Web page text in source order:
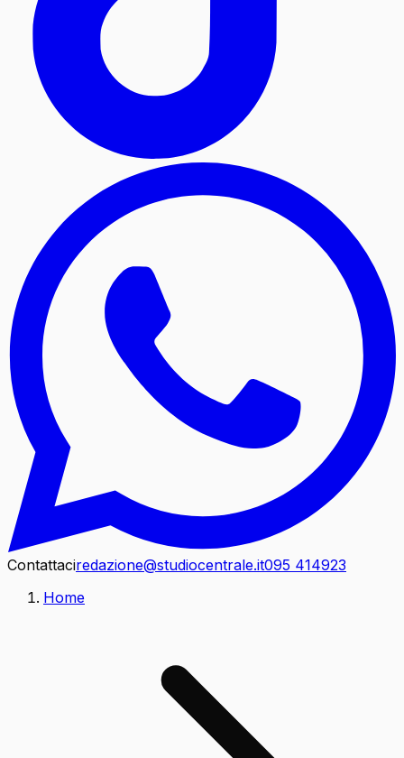
Contattaciredazione@studiocentrale.it095 414923
Home